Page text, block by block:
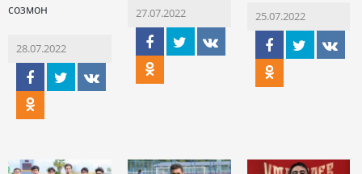
созмон
28.07.2022
27.07.2022 25.07.2022